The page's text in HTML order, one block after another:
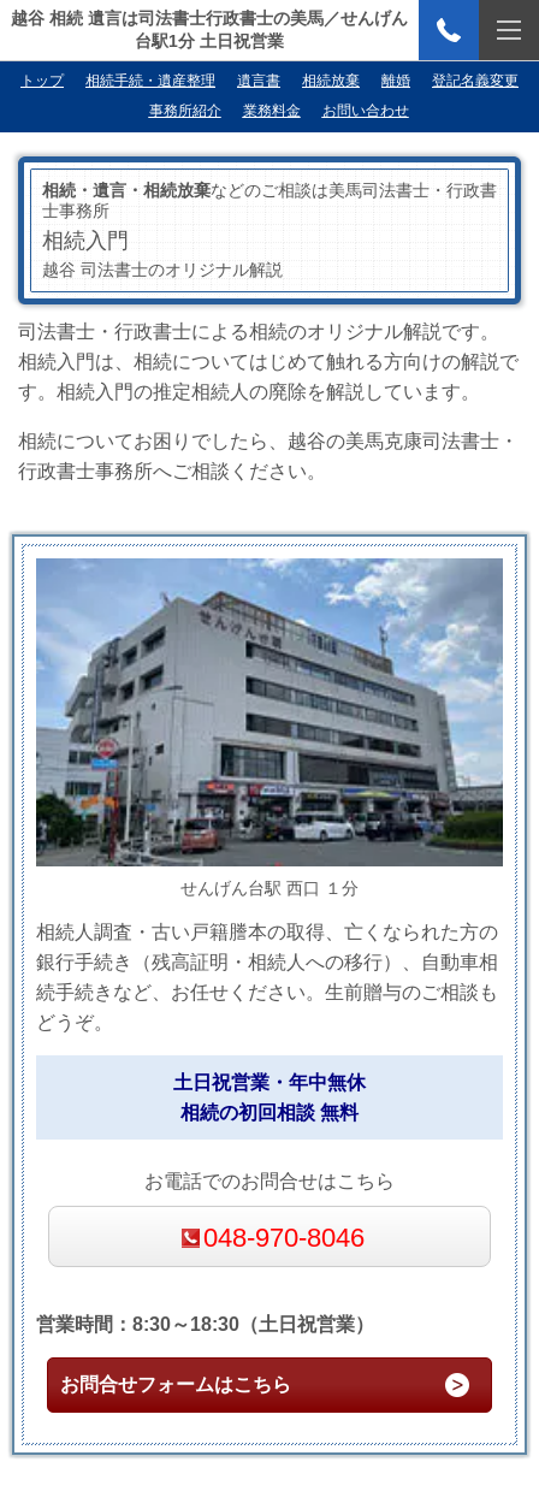
越谷 相続 遺言は司法書士行政書士の美馬／せんげん
台駅1分 土日祝営業
トップ 相続手続・遺産整理 遺言書 相続放棄 離婚
登記名義変更
事務所紹介
業務料金 お問い合わせ
相続・遺言・相続放棄などのご相談は美馬司法書士・行政書
士事務所
相続入門
越谷 司法書士のオリジナル解説
司法書士・行政書士による相続のオリジナル解説です。
相続入門は、相続についてはじめて触れる方向けの解説で
す。相続入門の推定相続人の廃除を解説しています。
相続についてお困りでしたら、越谷の美馬克康司法書士・
行政書士事務所へご相談ください。
せんげん台駅 西口 １分
相続人調査・古い戸籍謄本の取得、亡くなられた方の
銀行手続き（残高証明・相続人への移行）、自動車相
続手続きなど、お任せください。生前贈与のご相談も
どうぞ。
土日祝営業・年中無休
相続の初回相談 無料
お電話でのお問合せはこちら
048-970-8046
営業時間：8:30～18:30（土日祝営業）
お問合せフォームはこちら